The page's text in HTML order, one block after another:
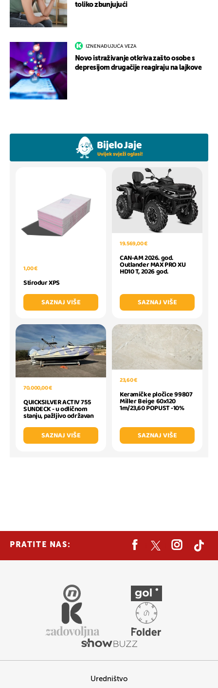
toliko zbunjujući
IZNENAĐUJUĆA VEZA
Novo istraživanje otkriva zašto osobe s
depresijom drugačije reagiraju na lajkove
1,00 €
Stirodur XPS
SAZNAJ VIŠE
19.569,00 €
CAN-AM 2026. god.
Outlander MAX PRO XU
HD10 T, 2026 god.
SAZNAJ VIŠE
70.000,00 €
QUICKSILVER ACTIV 755
SUNDECK - u odličnom
stanju, pažljivo održavan
SAZNAJ VIŠE
23,60 €
Keramičke pločice 99807
Miller Beige 60x120
1m/23,60 POPUST -10%
SAZNAJ VIŠE
PRATITE NAS:
Uredništvo